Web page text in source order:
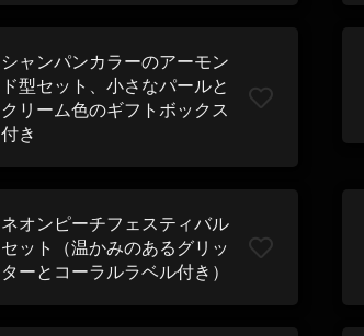
シャンパンカラーのアーモン
ド型セット、小さなパールと
クリーム色のギフトボックス
付き
ネオンピーチフェスティバル
セット（温かみのあるグリッ
ターとコーラルラベル付き）